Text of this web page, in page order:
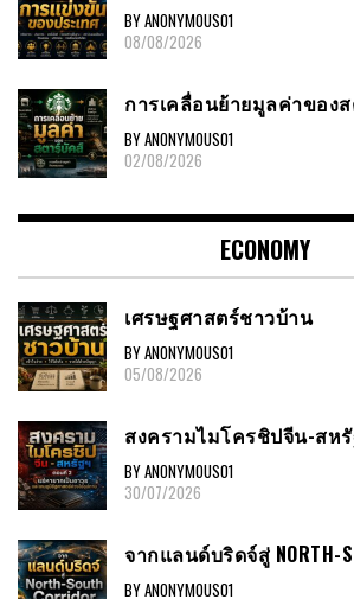
BY ANONYMOUS01
08/08/2026
การเคลื่อนย้ายมูลค่าของ
BY ANONYMOUS01
02/08/2026
ECONOMY
เศรษฐศาสตร์ชาวบ้าน
BY ANONYMOUS01
05/08/2026
สงครามไมโครชิปจีน-สห
BY ANONYMOUS01
30/07/2026
จากแลนด์บริดจ์สู่ NORTH-
BY ANONYMOUS01